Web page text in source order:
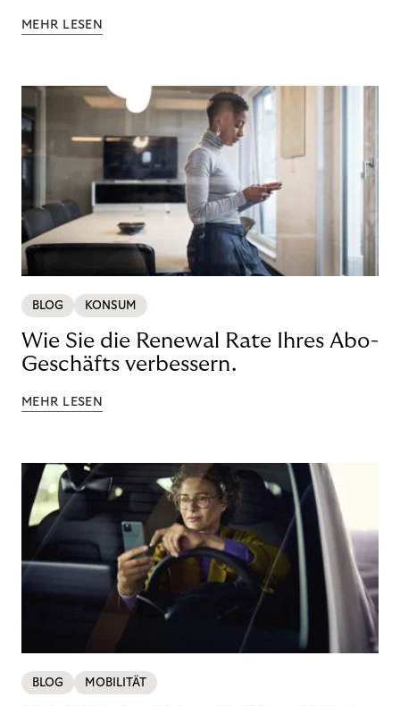
MEHR LESEN
BLOG KONSUM
Wie Sie die Renewal Rate Ihres Abo-
Geschäfts verbessern.
MEHR LESEN
BLOG MOBILITÄT